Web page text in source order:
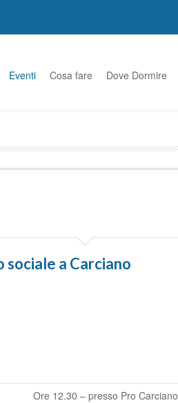
Eventi Cosa fare Dove Dormire
sociale a Carciano
Pro Carciano